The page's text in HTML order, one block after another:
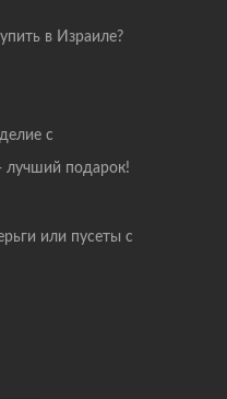
в Израиле?
с
лучший подарок!
или пусеты с